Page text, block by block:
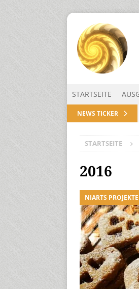
STARTSEITE
NEWS TICKER
STARTSEITE
2016
NIARTS PROJEKTE